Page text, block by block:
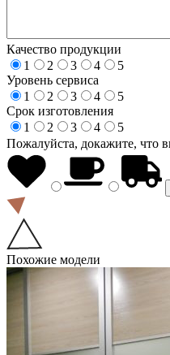
Качество продукции
1
2 3 4
5
Уровень сервиса
1
2 3 4
5
Срок изготовления
1
2 3 4
5
Пожалуйста, докажите, что
Похожие модели